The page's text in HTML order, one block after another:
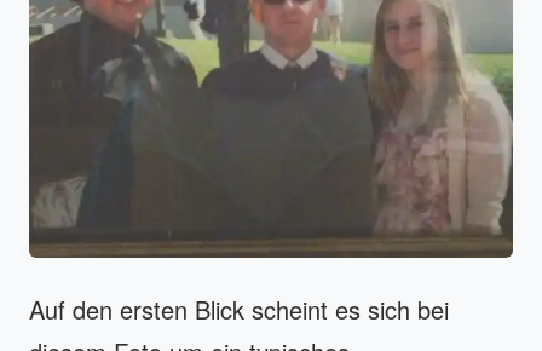
Auf den ersten Blick scheint es sich bei